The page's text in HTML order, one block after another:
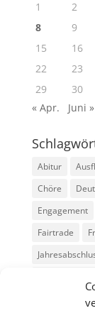
1 2
8
9
15
16
22
23
29
30
« Apr.
Juni »
Abitur
Chöre
Engagement
Fairtrade